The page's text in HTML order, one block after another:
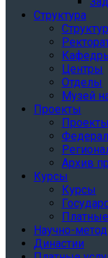
Структура
Центры
Отделы
Музей
Проекты
Проекты
Архив
Курсы
Курсы
Научно-
Династии